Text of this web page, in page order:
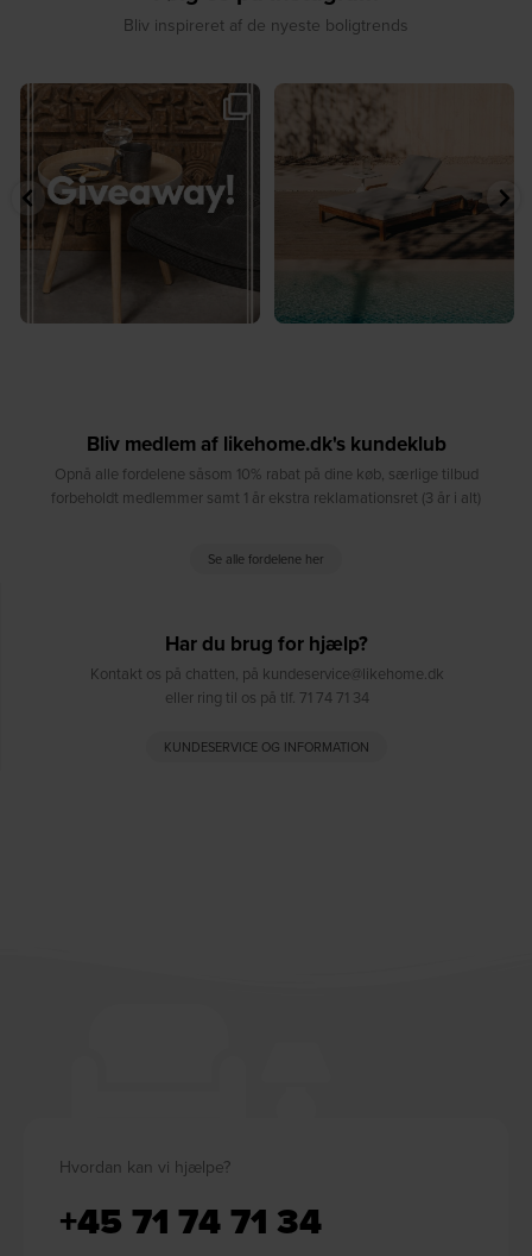
Bliv inspireret af de nyeste boligtrends
☀️ Sommerens favorit til terrassen ☀️⁠
...
0
☀️ Sommerens naturlige
samlingspunkt⁠
8 0
Bliv medlem af likehome.dk's kundeklub
Opnå alle fordelene såsom 10% rabat på dine køb, særlige tilbud
forbeholdt medlemmer samt 1 år ekstra reklamationsret (3 år i alt)
Se alle fordelene her
Har du brug for hjælp?
Kontakt os på chatten, på kundeservice@likehome.dk
eller ring til os på tlf. 71 74 71 34
KUNDESERVICE OG INFORMATION
Hvordan kan vi hjælpe?
+45 71 74 71 34